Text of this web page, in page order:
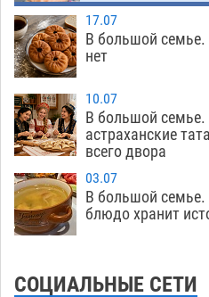
освежающим ветром
20:25
Тысячи астраханцев
под тишину
19:44
Астраханская
столкновения мопеда
18:54
Астраханский суд
на встречку для
Астрахань
из-за исчезнувших
17.07
В большой
нет
10.07
В большой семье.
астраханские
всего двора
03.07
В большой
блюдо хранит
СОЦИАЛЬНЫЕ СЕТИ